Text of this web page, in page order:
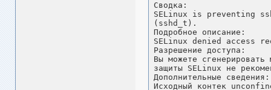
Сводка:
SELinux is preventing
(sshd_t).
Подробное описание:
SELinux denied
Разрешение доступа:
Вы можете
защиты SELinux не
Дополнительные сведения:
Исходный контек